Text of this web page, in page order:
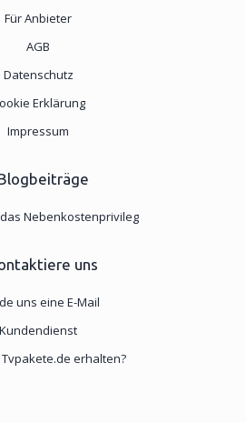
Für Anbieter
AGB
Datenschutz
Erklärung
Impressum
Nebenkostenprivileg
uns
uns eine E-Mail
Kundendienst
Tvpakete.de erhalten?